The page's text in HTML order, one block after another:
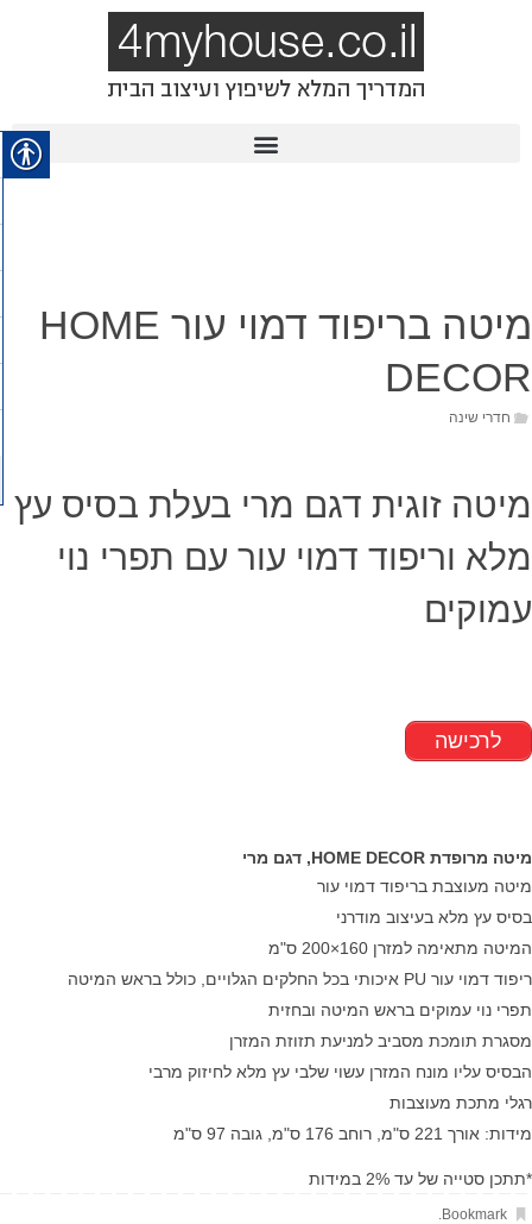
מיטה בריפוד דמוי עור HOME
DECOR
חדרי שינה
מיטה זוגית דגם מרי בעלת בסיס עץ
מלא וריפוד דמוי עור עם תפרי נוי
עמוקים
לרכישה
מיטה מרופדת HOME DECOR, דגם מרי
מיטה מעוצבת בריפוד דמוי עור
בסיס עץ מלא בעיצוב מודרני
המיטה מתאימה למזרן 160×200 ס"מ
ריפוד דמוי עור PU איכותי בכל החלקים הגלויים, כולל בראש המיטה
תפרי נוי עמוקים בראש המיטה ובחזית
מסגרת תומכת מסביב למניעת תזוזת המזרן
הבסיס עליו מונח המזרן עשוי שלבי עץ מלא לחיזוק מרבי
רגלי מתכת מעוצבות
מידות: אורך 221 ס"מ, רוחב 176 ס"מ, גובה 97 ס"מ
*תתכן סטייה של עד 2% במידות
Bookmark